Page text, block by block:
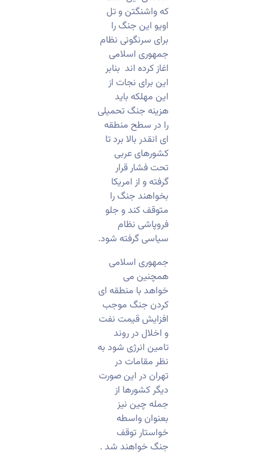
که واشنگتن و تل
اویو این جنگ را
برای سرنگونی نظام
جمهوری اسلامی
اغاز کرده اند بنابر
این برای نجات از
این مهلکه باید
هزینه جنگ تحمیلی
را در سطح منطقه
ای انقدر بالا برد تا
کشورهای عربی
تحت فشار قرار
گرفته و از امریکا
بخواهند جنگ را
متوقف کند و جلو
فروپاشی نظام
سیاسی گرفته شود.
جمهوری اسلامی
همچنین می
خواهد با منطقه ای
کردن جنگ موجب
افزایش قیمت نفت
و اخلال در روند
تامین انرژی شود به
نظر مقامات در
تهران در این صورت
دیگر کشورها از
جمله چین نیز
بعنوان واسطه
خواستار توقف
جنگ خواهند شد .